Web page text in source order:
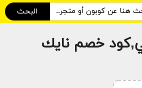
البحث
خصم نايك